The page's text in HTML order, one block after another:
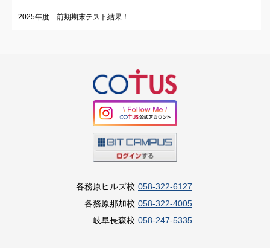
2025年度 前期期末テスト結果！
各務原ヒルズ校 058-322-6127
各務原那加校 058-322-4005
岐阜長森校 058-247-5335